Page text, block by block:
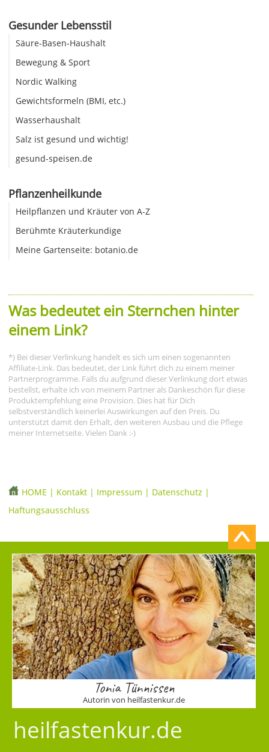
Gesunder Lebensstil
Säure-Basen-Haushalt
Bewegung & Sport
Nordic Walking
Gewichtsformeln (BMI, etc.)
Wasserhaushalt
Salz ist gesund und wichtig!
gesund-speisen.de
Pflanzenheilkunde
Heilpflanzen und Kräuter von A-Z
Berühmte Kräuterkundige
Meine Gartenseite: botanio.de
Was bedeutet ein Sternchen hinter
einem Link?
*) Bei dieser Verlinkung handelt es sich um einen sogenannten
Affiliate-Link. Das bedeutet, der Link führt dich zu einem meiner
Partnerprogramme. Falls du aufgrund dieser Verlinkung dort etwas
bestellst, erhalte ich von meinem Partner als Dankeschön für diese
Produktempfehlung eine Provision. Dies hat für Dich
selbstverständlich keinerlei Auswirkungen auf den Preis. Du
unterstützt damit den Erhalt, den weiteren Ausbau und die Pflege
meiner Internetseite. Vielen Dank :-)
HOME | Kontakt | Impressum | Datenschutz |
Haftungsausschluss
Tonia Tünnissen
Autorin von heilfastenkur.de
heilfastenkur.de